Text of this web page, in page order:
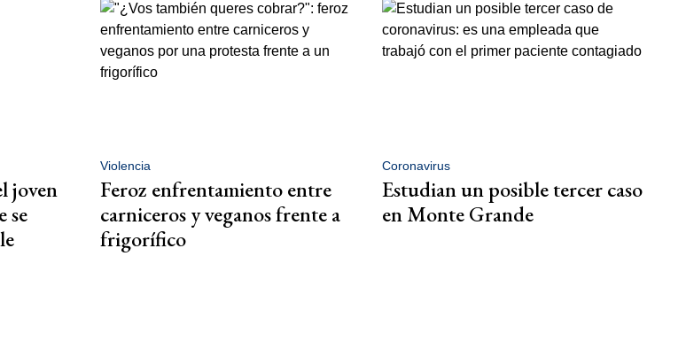
joven
se
Violencia
Feroz enfrentamiento entre
carniceros y veganos frente a
frigorífico
Coronavirus
Estudian un posible tercer caso
en Monte Grande